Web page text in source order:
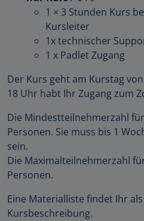
1 × 3 Stunden Kurs
Kursleiter
1x technischer
1 x Padlet Zugang
Der Kurs geht am Kurstag von
18 Uhr habt Ihr Zugang zum
Die Mindestteilnehmerzahl
Personen. Sie muss bis 1
sein.
Die Maximalteilnehmerzahl
Personen.
Eine Materialliste findet Ihr
Kursbeschreibung.